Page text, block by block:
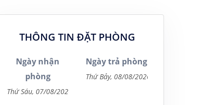
THÔNG TIN ĐẶT PHÒNG
Ngày nhận
phòng
Ngày trả phòng